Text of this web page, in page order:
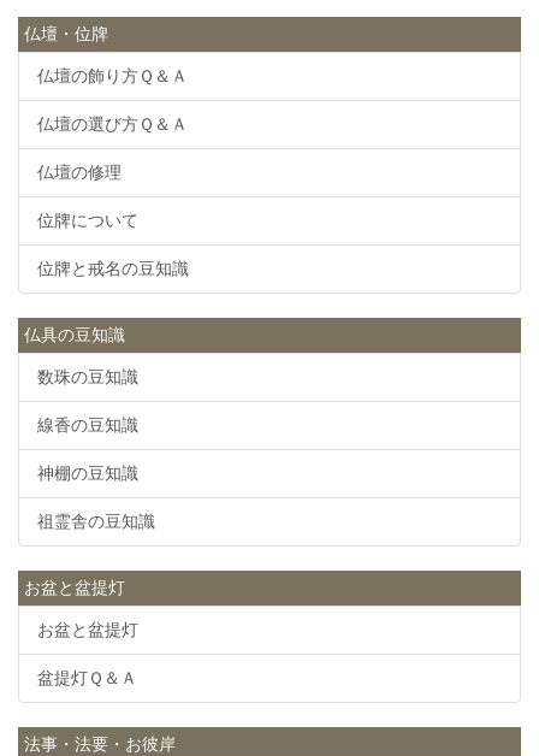
仏壇・位牌
仏壇の飾り方Ｑ＆Ａ
仏壇の選び方Ｑ＆Ａ
仏壇の修理
位牌について
位牌と戒名の豆知識
仏具の豆知識
数珠の豆知識
線香の豆知識
神棚の豆知識
祖霊舎の豆知識
お盆と盆提灯
お盆と盆提灯
盆提灯Ｑ＆Ａ
法事・法要・お彼岸